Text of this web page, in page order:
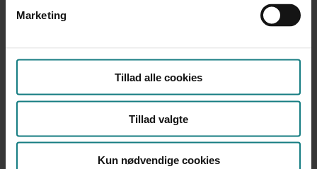
Marketing
Tillad alle cookies
Tillad valgte
Kun nødvendige cookies
Udgivet 2005
At dokumentere anbragte børns skoleforløb
Udgivet 2004
Børneperspektiver på døgninstitutioner – inddragelse af
og samarbejde med børn og forældre